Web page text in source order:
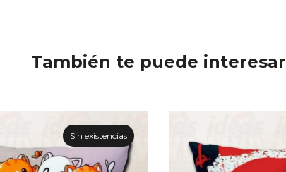
También te puede interesar
Sin existencias